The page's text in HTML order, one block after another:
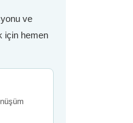
ve
için hemen